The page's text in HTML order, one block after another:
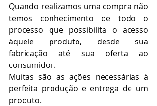
Quando realizamos uma compra não
temos conhecimento de todo o
processo que possibilita o acesso
àquele produto, desde sua
fabricação até sua oferta ao
consumidor.
Muitas são as ações necessárias à
perfeita produção e entrega de um
produto.